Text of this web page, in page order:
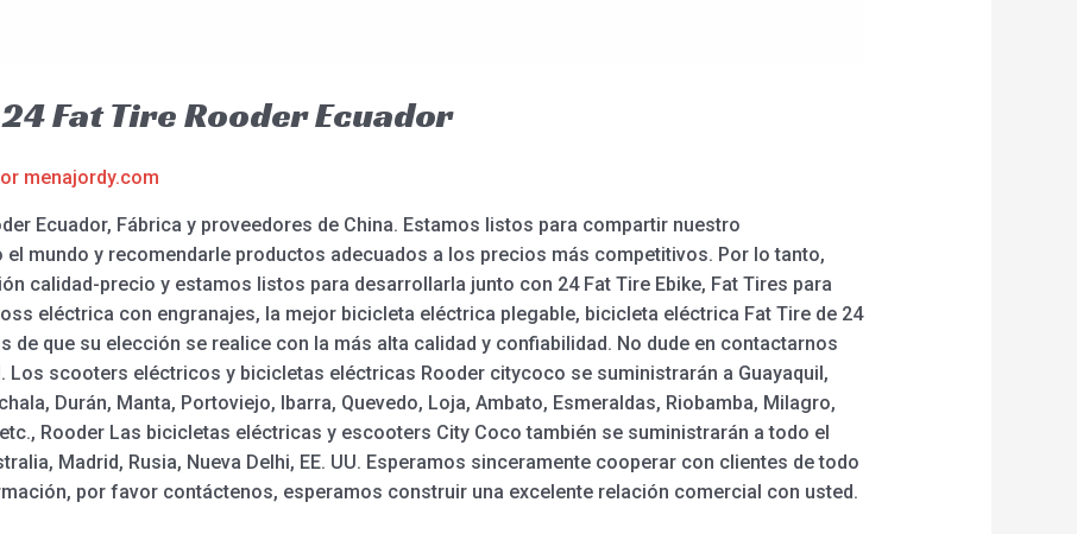
Fat Tire Rooder Ecuador
menajordy.com
Ecuador, Fábrica y proveedores de China. Estamos listos para compartir nuestro
mundo y recomendarle productos adecuados a los precios más competitivos. Por lo tanto,
calidad-precio y estamos listos para desarrollarla junto con 24 Fat Tire Ebike, Fat Tires para
eléctrica con engranajes, la mejor bicicleta eléctrica plegable, bicicleta eléctrica Fat Tire de 24
de que su elección se realice con la más alta calidad y confiabilidad. No dude en contactarnos
Los scooters eléctricos y bicicletas eléctricas Rooder citycoco se suministrarán a Guayaquil,
Durán, Manta, Portoviejo, Ibarra, Quevedo, Loja, Ambato, Esmeraldas, Riobamba, Milagro,
Rooder Las bicicletas eléctricas y escooters City Coco también se suministrarán a todo el
Madrid, Rusia, Nueva Delhi, EE. UU. Esperamos sinceramente cooperar con clientes de todo
por favor contáctenos, esperamos construir una excelente relación comercial con usted.